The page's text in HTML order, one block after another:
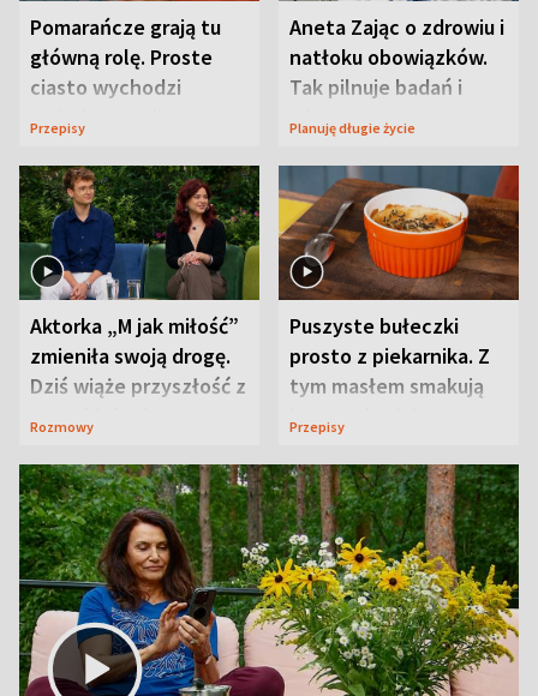
Pomarańcze grają tu
główną rolę. Proste
ciasto wychodzi
wyjątkowo wilgotne
Przepisy
Aneta Zając o zdrowiu i
natłoku obowiązków.
Tak pilnuje badań i
wizyt
Planuję długie życie
Aktorka „M jak miłość”
zmieniła swoją drogę.
Dziś wiąże przyszłość z
neurobiologią
Rozmowy
Puszyste bułeczki
prosto z piekarnika. Z
tym masłem smakują
jeszcze lepiej
Przepisy